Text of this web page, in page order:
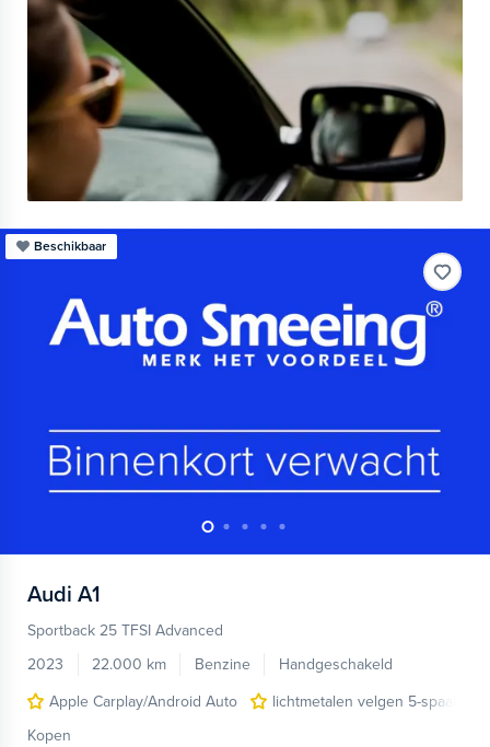
Beschikbaar
Audi A1
Sportback 25 TFSI Advanced
2023
22.000 km Benzine
Handgeschakeld
Apple Carplay/Android Auto
lichtmetalen velgen 5-spaaks
Kopen